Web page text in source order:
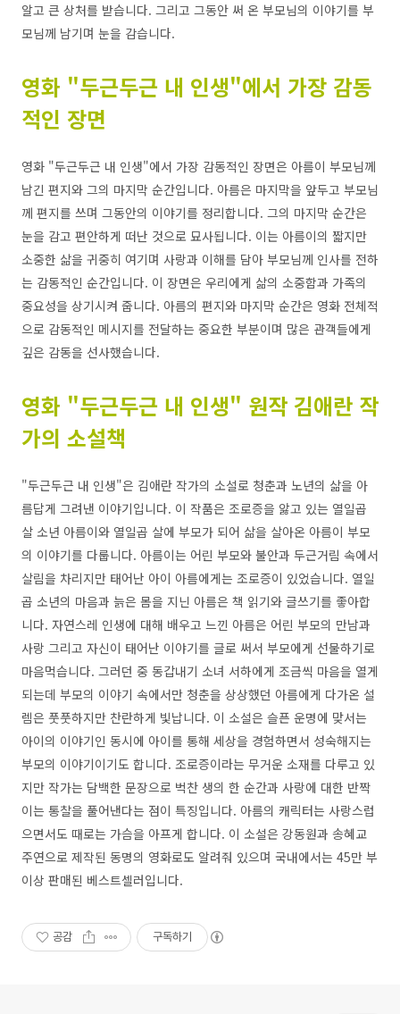
알고 큰 상처를 받습니다. 그리고 그동안 써 온 부모님의 이야기를 부
모님께 남기며 눈을 감습니다.
영화 "두근두근 내 인생"에서 가장 감동
적인 장면
영화 "두근두근 내 인생"에서 가장 감동적인 장면은 아름이 부모님께
남긴 편지와 그의 마지막 순간입니다. 아름은 마지막을 앞두고 부모님
께 편지를 쓰며 그동안의 이야기를 정리합니다. 그의 마지막 순간은
눈을 감고 편안하게 떠난 것으로 묘사됩니다. 이는 아름이의 짧지만
소중한 삶을 귀중히 여기며 사랑과 이해를 담아 부모님께 인사를 전하
는 감동적인 순간입니다. 이 장면은 우리에게 삶의 소중함과 가족의
중요성을 상기시켜 줍니다. 아름의 편지와 마지막 순간은 영화 전체적
으로 감동적인 메시지를 전달하는 중요한 부분이며 많은 관객들에게
깊은 감동을 선사했습니다.
영화 "두근두근 내 인생" 원작 김애란 작
가의 소설책
"두근두근 내 인생"은 김애란 작가의 소설로 청춘과 노년의 삶을 아
름답게 그려낸 이야기입니다. 이 작품은 조로증을 앓고 있는 열일곱
살 소년 아름이와 열일곱 살에 부모가 되어 삶을 살아온 아름이 부모
의 이야기를 다룹니다. 아름이는 어린 부모와 불안과 두근거림 속에서
살림을 차리지만 태어난 아이 아름에게는 조로증이 있었습니다. 열일
곱 소년의 마음과 늙은 몸을 지닌 아름은 책 읽기와 글쓰기를 좋아합
니다. 자연스레 인생에 대해 배우고 느낀 아름은 어린 부모의 만남과
사랑 그리고 자신이 태어난 이야기를 글로 써서 부모에게 선물하기로
마음먹습니다. 그러던 중 동갑내기 소녀 서하에게 조금씩 마음을 열게
되는데 부모의 이야기 속에서만 청춘을 상상했던 아름에게 다가온 설
렘은 풋풋하지만 찬란하게 빛납니다. 이 소설은 슬픈 운명에 맞서는
아이의 이야기인 동시에 아이를 통해 세상을 경험하면서 성숙해지는
부모의 이야기이기도 합니다. 조로증이라는 무거운 소재를 다루고 있
지만 작가는 담백한 문장으로 벅찬 생의 한 순간과 사랑에 대한 반짝
이는 통찰을 풀어낸다는 점이 특징입니다. 아름의 캐릭터는 사랑스럽
으면서도 때로는 가슴을 아프게 합니다. 이 소설은 강동원과 송혜교
주연으로 제작된 동명의 영화로도 알려줘 있으며 국내에서는 45만 부
이상 판매된 베스트셀러입니다.
공감 구독하기